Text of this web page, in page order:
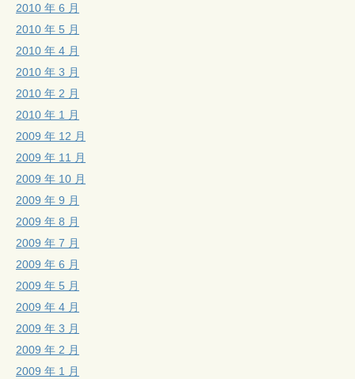
2010 年 6 月
2010 年 5 月
2010 年 4 月
2010 年 3 月
2010 年 2 月
2010 年 1 月
2009 年 12 月
2009 年 11 月
2009 年 10 月
2009 年 9 月
2009 年 8 月
2009 年 7 月
2009 年 6 月
2009 年 5 月
2009 年 4 月
2009 年 3 月
2009 年 2 月
2009 年 1 月